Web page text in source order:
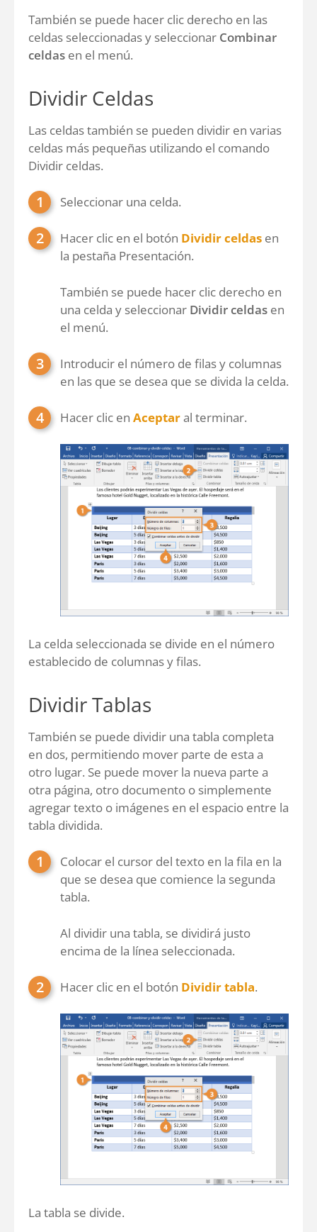
También se puede hacer clic derecho en las
celdas seleccionadas y seleccionar Combinar
celdas en el menú.
Dividir Celdas
Las celdas también se pueden dividir en varias
celdas más pequeñas utilizando el comando
Dividir celdas.
Seleccionar una celda.
Hacer clic en el botón Dividir celdas en
la pestaña Presentación.
También se puede hacer clic derecho en
una celda y seleccionar Dividir celdas en
el menú.
Introducir el número de filas y columnas
en las que se desea que se divida la celda.
Hacer clic en Aceptaral terminar.
La celda seleccionada se divide en el número
establecido de columnas y filas.
Dividir Tablas
También se puede dividir una tabla completa
en dos, permitiendo mover parte de esta a
otro lugar. Se puede mover la nueva parte a
otra página, otro documento o simplemente
agregar texto o imágenes en el espacio entre la
tabla dividida.
Colocar el cursor del texto en la fila en la
que se desea que comience la segunda
tabla.
Al dividir una tabla, se dividirá justo
encima de la línea seleccionada.
Hacer clic en el botón Dividir tabla.
La tabla se divide.